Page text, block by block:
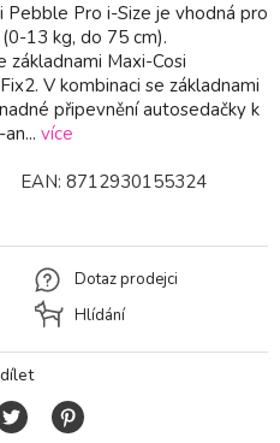
Pebble Pro i-Size je vhodná pro
13 kg, do 75 cm).
Maxi-Cosi
V kombinaci se základnami
připevnění autosedačky k
více
EAN: 8712930155324
Dotaz prodejci
Hlídání